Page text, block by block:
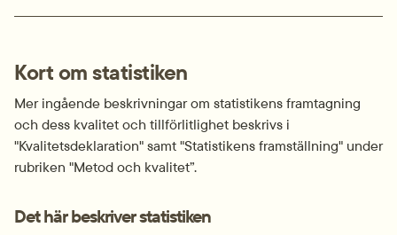
Kort om statistiken
Mer ingående beskrivningar om statistikens framtagning
och dess kvalitet och tillförlitlighet beskrivs i
"Kvalitetsdeklaration" samt "Statistikens framställning" under
rubriken "Metod och kvalitet”.
Det här beskriver statistiken